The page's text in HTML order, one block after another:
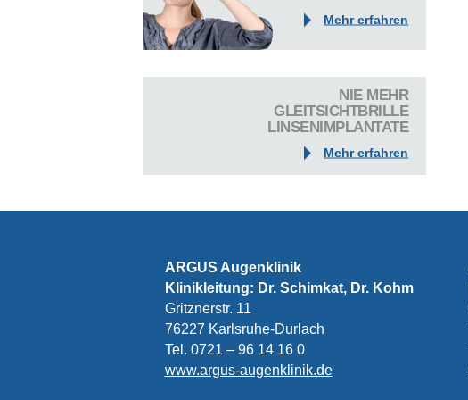
Mehr erfahren
NIE MEHR
GLEITSICHTBRILLE
LINSENIMPLANTATE
Mehr erfahren
ARGUS Augen­kli­nik
Kli­nik­lei­tung: Dr. Schimkat, Dr. Kohm
Gritz­ner­str. 11
76227 Karlsruhe-Durlach
Tel. 0721 – 96 14 16 0
www.argus-augenklinik.de